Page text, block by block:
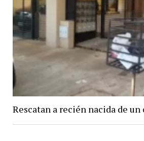
Rescatan a recién nacida de un